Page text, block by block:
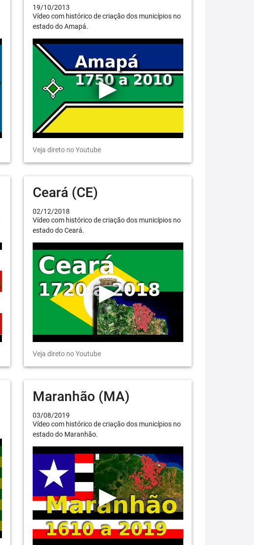
19/10/2013
Vídeo com histórico de criação dos municípios no
estado do Amapá.
Veja direto no Youtube
Ceará (CE)
02/12/2018
Vídeo com histórico de criação dos municípios no
estado do Ceará.
Veja direto no Youtube
Maranhão (MA)
03/08/2019
Vídeo com histórico de criação dos municípios no
estado do Maranhão.